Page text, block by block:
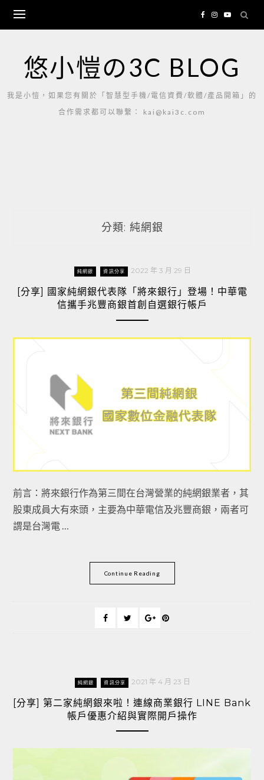
content
悠小愷の3C BLOG
我是小愷，如果您有關於「智慧型手機/電信資費/軟體/產品開箱」的
合作需求都可以聯繫： kai@kai3c.com
分類: 純網銀
純網銀 資訊分享 2022 年 3 月 29 日
[分享] 國家純網銀代表隊「將來銀行」登場！中華電
信攜手兆豐商銀首創自選銀行帳戶
前言：將來銀行作為第三間在台灣營業的純網銀業者，其
股東成員大有來頭，主要為中華電信及兆豐商銀，兩者可
謂是台灣電 …
Continue Reading
純網銀 資訊分享 2021 年 4 月 23 日
[分享] 第二家純網銀來啦！連線商業銀行 LINE Bank
帳戶優惠介紹與實際開戶操作